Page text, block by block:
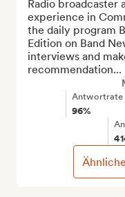
Radio broadcaster
experience in
the daily program
Edition on Band
interviews and
recommendation...
Antwortrate
96%